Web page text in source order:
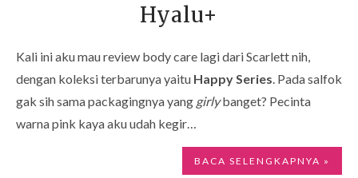
Hyalu+
Kali ini aku mau review body care lagi dari Scarlett nih,
dengan koleksi terbarunya yaitu Happy Series . Pada salfok
gak sih sama packagingnya yang girlybanget? Pecinta
warna pink kaya aku udah kegir…
BACA SELENGKAPNYA »